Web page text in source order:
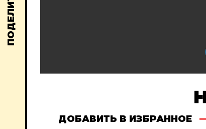
ДОБАВИТЬ В ИЗБРАННОЕ